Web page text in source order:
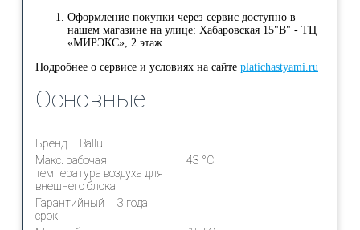
Оформление покупки через сервис доступно в
нашем магазине на улице: Хабаровская 15"В" - ТЦ
«МИРЭКС», 2 этаж
Подробнее о сервисе и условиях на сайте platichastyami.ru
Основные
Бренд
Ballu
Макс. рабочая
температура воздуха для
внешнего блока
43 °С
Гарантийный
срок
3 года